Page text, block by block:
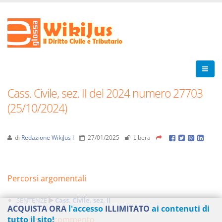
Cass. Civile, sez. II del 2024 numero 27703
(25/10/2024)
di Redazione WikiJus I 27/01/2025 Libera
Percorsi argomentali
SENTENZE Cass. Civile, sez. II
Aggiungi un commento
ACQUISTA ORA l'accesso ILLIMITATO ai contenuti di
tutto il sito!